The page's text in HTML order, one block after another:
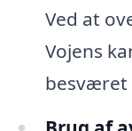
Ved at
Vojens
besværet